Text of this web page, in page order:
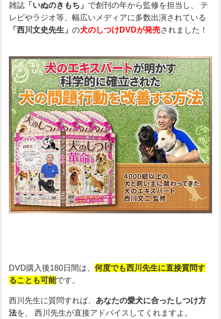
雑誌「いぬのきもち」 で創刊の年から監修を担当し、
テ
レビやラジオ等、幅広いメディアに多数出演されている
「西川文史先生」 の犬のしつけDVDが発売されました！
DVD購入後180日間は、 何度でも西川先生に直接質問す
ることも可能です。
西川先生に質問すれば、
あなたの愛犬に合ったしつけ方
法を、 西川先生が直接アドバイスしてくれますよ。